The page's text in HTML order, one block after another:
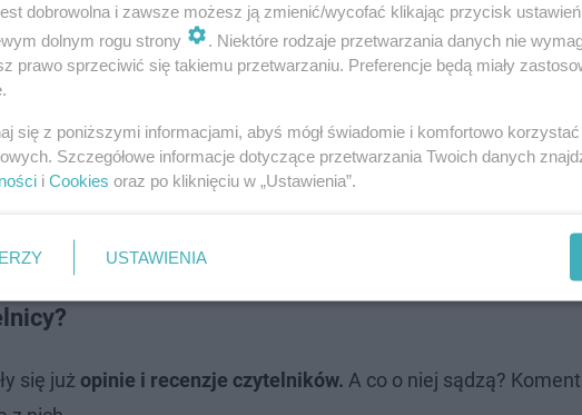
Kultowe miejsce zamyka się po 70 latach …
księgarniach! Z okazji premiery do Łodzi zawita…
się już opinie i recenzje czytelników. A co o niej sądzą?
dobrowolna i zawsze możesz ją zmienić/wycofać klikając przycisk
dolnym rogu strony
. Niektóre rodzaje przetwarzania danych nie
prawo sprzeciwić się takiemu przetwarzaniu. Preferencje będą miały
się z poniższymi informacjami, abyś mógł świadomie i komfortowo
Szczegółowe informacje dotyczące przetwarzania Twoich danych
i Cookies oraz po kliknięciu w „Ustawienia”.
USTAWIENIA